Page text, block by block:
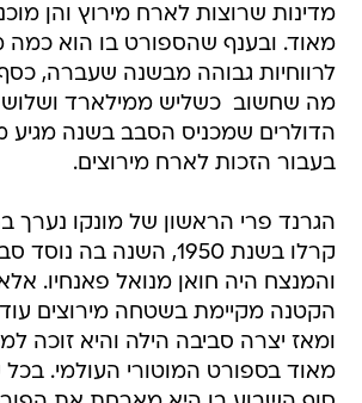
מדינות שרוצות לארח מירוץ והן
מאוד. ובענף שהספורט בו הוא כמה
לרווחיות גבוהה מבשנה שעברה,
מה שחשוב  כשליש ממילארד ושלוש
הדולרים שמכניס הסבב בשנה מגיע
בעבור הזכות לארח מירוצים.
הגרנד פרי הראשון של מונקו נערך
והמנצח היה חואן מנואל פאנחיו.
ומאז יצרה סביבה הילה והיא זוכה
מאוד בספורט המוטורי העולמי.